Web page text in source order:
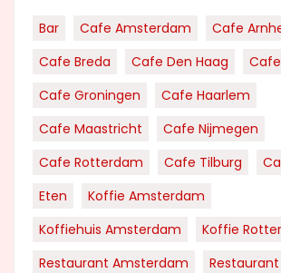
Bar Cafe Amsterdam
Cafe
Cafe Breda
Cafe Den Haag
Cafe Groningen
Cafe Haarlem
Cafe Maastricht
Cafe Nijmegen
Cafe Rotterdam
Cafe Tilburg
Eten
Koffie Amsterdam
Koffiehuis Amsterdam
Koffie
Restaurant Amsterdam